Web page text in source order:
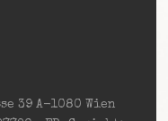
39 A-1080 Wien